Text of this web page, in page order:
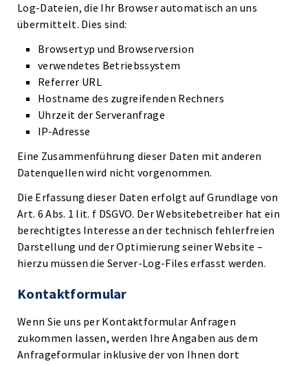
Log-Dateien, die Ihr Browser automatisch an uns
übermittelt. Dies sind:
Browsertyp und Browserversion
verwendetes Betriebssystem
Referrer URL
Hostname des zugreifenden Rechners
Uhrzeit der Serveranfrage
IP-Adresse
Eine Zusammenführung dieser Daten mit anderen
Datenquellen wird nicht vorgenommen.
Die Erfassung dieser Daten erfolgt auf Grundlage von
Art. 6 Abs. 1 lit. f DSGVO. Der Websitebetreiber hat ein
berechtigtes Interesse an der technisch fehlerfreien
Darstellung und der Optimierung seiner Website –
hierzu müssen die Server-Log-Files erfasst werden.
Kontaktformular
Wenn Sie uns per Kontaktformular Anfragen
zukommen lassen, werden Ihre Angaben aus dem
Anfrageformular inklusive der von Ihnen dort